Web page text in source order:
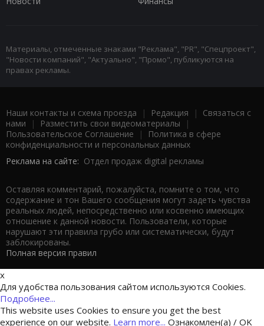
Материалы, отмеченные знаками "Реклама", "PR", "Спецпроект",
"Новости компаний", "Актуально", "Промо", публикуются на
правах рекламы.
Наши контакты и схема проезда | Редакция | Связаться с
нами | Разместить свои видеоматериалы |
Пользовательское Соглашение |
Политика в сфере
конфиденциальности и персональных данных
Реклама на сайте: Отдел продаж digital рекламы
Оставляя комментарий, пожалуйста, помните о том, что
содержание и тон Вашего сообщения могут задеть чувства
реальных людей, непосредственно или косвенно имеющих
отношение к данной новости. Пользователи, которые
нарушают эти правила грубо или систематически, будут
заблокированы.
Полная версия правил
x
Для удобства пользования сайтом используются Cookies.
Подробнее...
This website uses Cookies to ensure you get the best
experience on our website. Learn more... Ознакомлен(а) / OK